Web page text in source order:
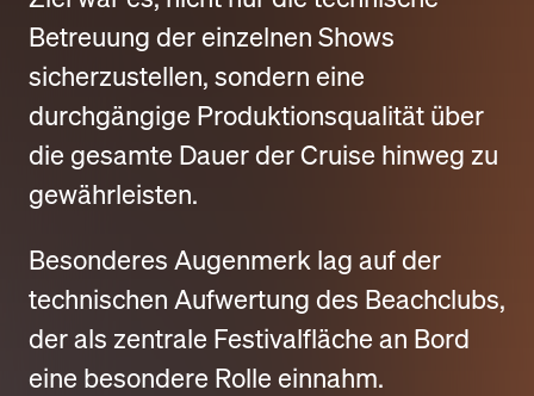
Betreuung der einzelnen Shows
sicherzustellen, sondern eine
durchgängige Produktionsqualität über
die gesamte Dauer der Cruise hinweg zu
gewährleisten.
Besonderes Augenmerk lag auf der
technischen Aufwertung des Beachclubs,
der als zentrale Festivalfläche an Bord
eine besondere Rolle einnahm.